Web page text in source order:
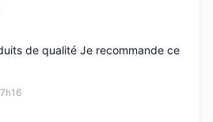
de qualité Je recommande ce